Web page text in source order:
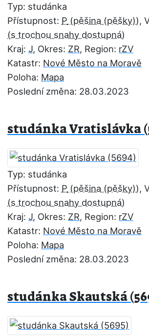
Typ: studánka
Přístupnost: P ,
Kraj: J, Okres: ZR, Region: rZV
Katastr: Nové Město na Moravě
Poloha: Mapa
Poslední změna: 28.03.2023
studánka Vratislávka
Typ: studánka
Přístupnost: P ,
Kraj: J, Okres: ZR, Region: rZV
Katastr: Nové Město na Moravě
Poloha: Mapa
Poslední změna: 28.03.2023
studánka Skautská